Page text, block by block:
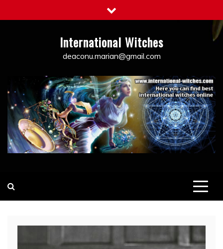
to
International Witches
deaconu.marian@gmail.com